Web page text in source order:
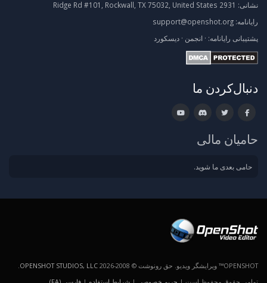
نشانی:
رایانامه: support@openshot.org
پشتیبانی رایانامه: · انجمن · دیسکورد
دنبال‌کردن ما
حامیان مالی
حامی بعدی ما شوید.
OPENSHOT™ ویرایشگر ویدیو. حق رونوشت © 2008-2026 OPENSHOT STUDIOS, LLC
.